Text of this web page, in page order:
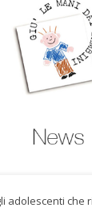
adolescenti che